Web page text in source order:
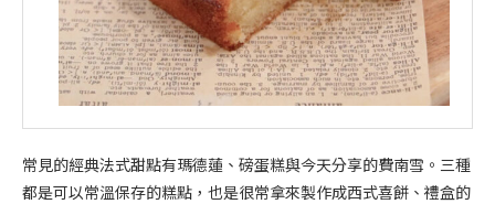
常見的經典法式甜點有瑪德蓮、磅蛋糕與今天分享的費南雪。三種
都是可以常溫保存的糕點，也是很常拿來製作成西式喜餅、禮盒的